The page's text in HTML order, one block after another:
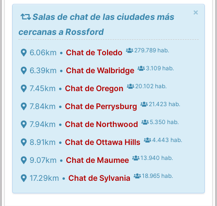
×
Salas de chat de las ciudades más
cercanas a Rossford
6.06km • Chat de Toledo 279.789 hab.
6.39km • Chat de Walbridge 3.109 hab.
7.45km • Chat de Oregon 20.102 hab.
7.84km • Chat de Perrysburg 21.423 hab.
7.94km • Chat de Northwood 5.350 hab.
8.91km • Chat de Ottawa Hills 4.443 hab.
9.07km • Chat de Maumee 13.940 hab.
17.29km • Chat de Sylvania 18.965 hab.